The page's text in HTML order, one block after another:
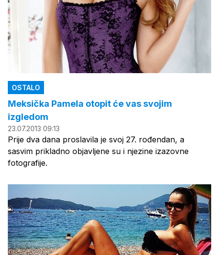
OSTALO
Meksička Pamela otopit će vas svojim
izgledom
23.07.2013 09:13
Prije dva dana proslavila je svoj 27. rođendan, a
sasvim prikladno objavljene su i njezine izazovne
fotografije.